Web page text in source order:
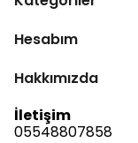
Hesabım
Hakkımızda
İletişim
05548807858